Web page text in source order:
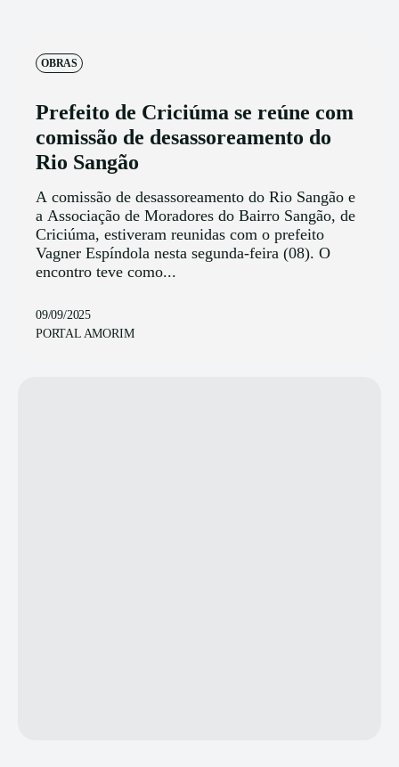
OBRAS
Prefeito de Criciúma se reúne com
comissão de desassoreamento do
Rio Sangão
A comissão de desassoreamento do Rio Sangão e
a Associação de Moradores do Bairro Sangão, de
Criciúma, estiveram reunidas com o prefeito
Vagner Espíndola nesta segunda-feira (08). O
encontro teve como...
09/09/2025
PORTAL AMORIM